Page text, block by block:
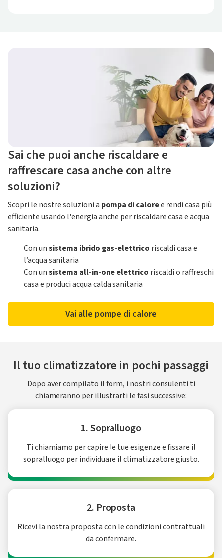
Sai che puoi anche riscaldare e
raffrescare casa anche con altre
soluzioni?
Scopri le nostre soluzioni a pompa di caloree rendi casa più
efficiente usando l'energia anche per riscaldare casa e acqua
sanitaria.
Con unsistema ibrido gas-elettrico riscaldi casa e
l’acqua sanitaria
Con unsistema all-in-one elettrico riscaldi o raffreschi
casa e produci acqua calda sanitaria
Vai alle pompe di calore
Il tuo climatizzatore in pochi passaggi
Dopo aver compilato il form, i nostri consulenti ti
chiameranno per illustrarti le fasi successive:
1. Sopralluogo
Ti chiamiamo per capire le tue esigenze e fissare il
sopralluogo per individuare il climatizzatore giusto.
2. Proposta
Ricevi la nostra proposta con le condizioni contrattuali
da confermare.